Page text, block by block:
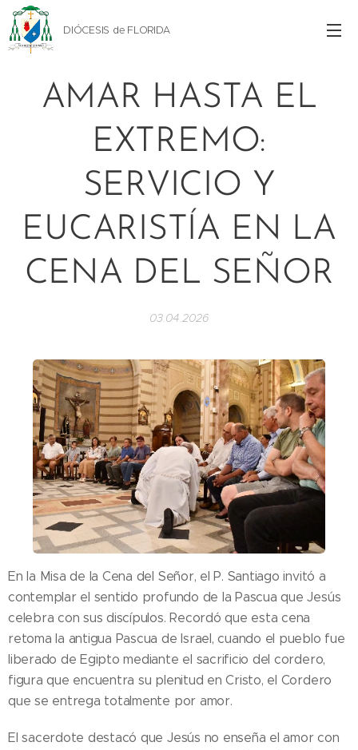
DIÓCESIS de FLORIDA
AMAR HASTA EL
EXTREMO:
SERVICIO Y
EUCARISTÍA EN LA
CENA DEL SEÑOR
03.04.2026
En la Misa de la Cena del Señor, el P. Santiago invitó a
contemplar el sentido profundo de la Pascua que Jesús
celebra con sus discípulos. Recordó que esta cena
retoma la antigua Pascua de Israel, cuando el pueblo fue
liberado de Egipto mediante el sacrificio del cordero,
figura que encuentra su plenitud en Cristo, el Cordero
que se entrega totalmente por amor.
El sacerdote destacó que Jesús no enseña el amor con